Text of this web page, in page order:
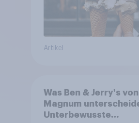
Artikel
Was Ben & Jerry's von
Magnum
Unterbewusste